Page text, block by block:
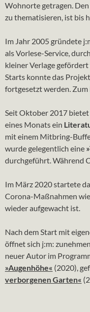
Wohnorte getragen.
zu thematisieren, ist bis
Im Jahr 2005 gründete
als Vorlese-Service,
kleiner Verlage
Starts konnte das
fortgesetzt werden.
Seit Oktober 2017
eines Monats ein
mit einem Mitbring-
wurde gelegentlich eine
durchgeführt. Während
Im März 2020 startete
Corona-Maßnahmen
wieder aufgewacht ist.
Nach dem Start mit
öffnet sich j:m:
neuer Autor im
»Augenhöhe« (2020),
verborgenen Garten«